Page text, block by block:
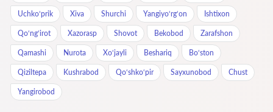
Uchkoʻprik Xiva Shurchi Yangiyo‘rg‘on Ishtixon
Qo‘ng‘irot Xazorasp Shovot Bekobod Zarafshon
Qamashi Nurota Xo‘jayli Beshariq Bo‘ston
Qiziltepa Kushrabod Qo‘shko‘pir Sayxunobod Chust
Yangirobod